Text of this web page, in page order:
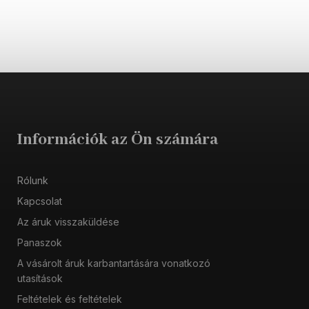
Információk az Ön számára
Rólunk
Kapcsolat
Az áruk visszaküldése
Panaszok
A vásárolt áruk karbantartására vonatkozó
utasítások
Feltételek és feltételek